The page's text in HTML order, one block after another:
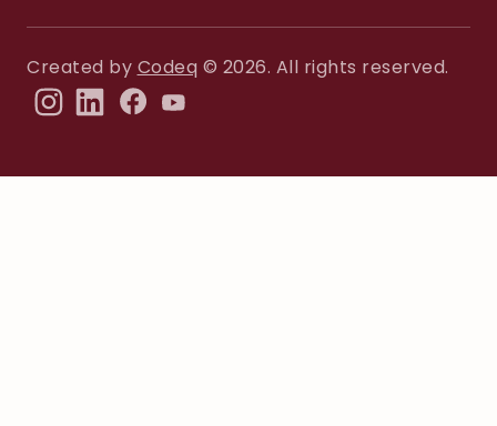
Created by Codeq © 2026. All rights reserved.